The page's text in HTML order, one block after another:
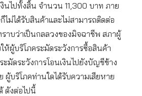
งินไปทั้งสิ้น จำนวน 11,300 บาท ภาย
ไม่ได้รับสินค้าและไม่สามารถติดต่อ
าบว่าเป็นกลลวงของมิจฉาชีพ สภาผู้
ห้ผู้บริโภคระมัดระวังการซื้อสินค้า
ะมัดระวังการโอนเงินไปยังบัญชีข้าง
ผู้บริโภคท่านใดได้รับความเสียหาย
ดังต่อไปนี้